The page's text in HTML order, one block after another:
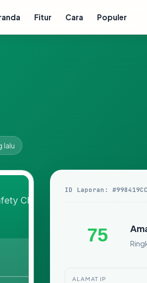
Fitur Cara Populer
lalu
ID Laporan: #998419CC
75
ALAMAT IP